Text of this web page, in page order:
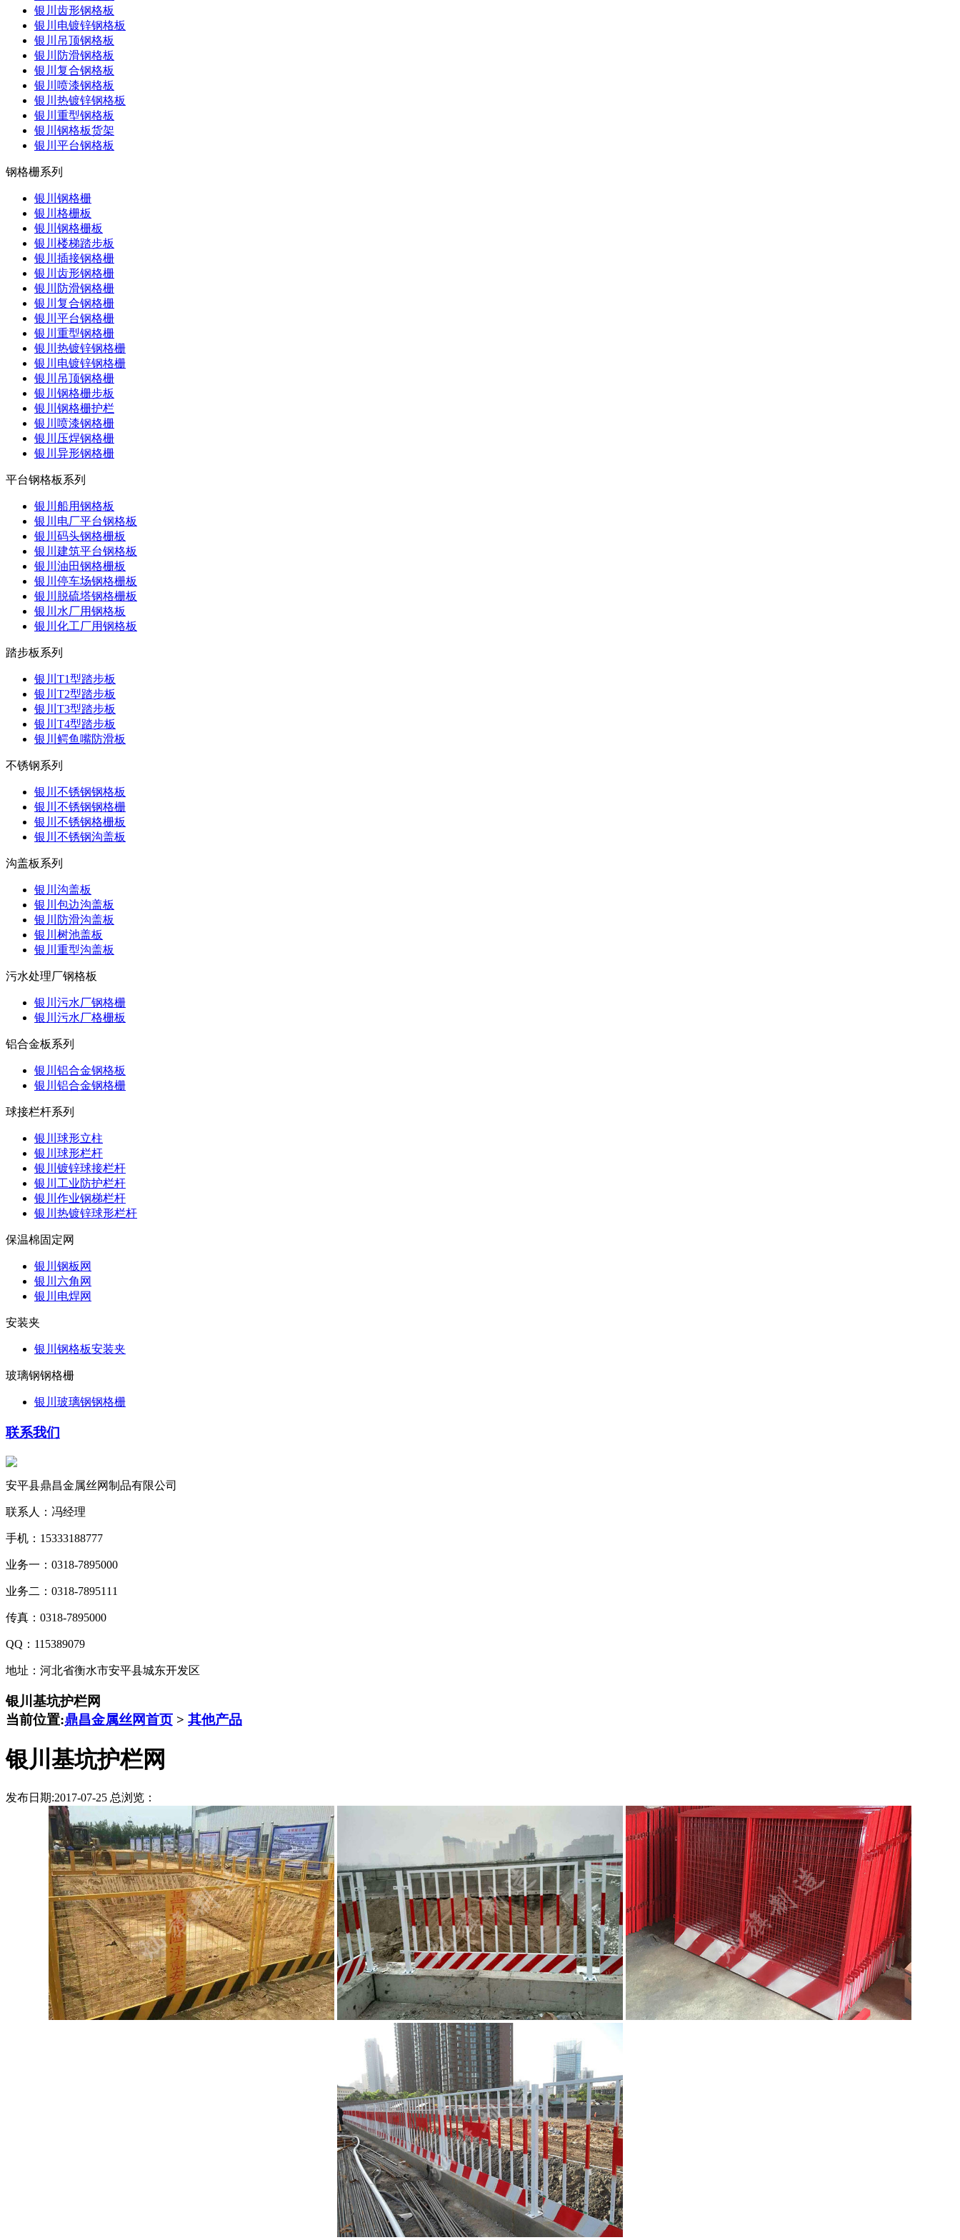
银川齿形钢格板
银川电镀锌钢格板
银川吊顶钢格板
银川防滑钢格板
银川复合钢格板
银川喷漆钢格板
银川热镀锌钢格板
银川重型钢格板
银川钢格板货架
银川平台钢格板
钢格栅系列
银川钢格栅
银川格栅板
银川钢格栅板
银川楼梯踏步板
银川插接钢格栅
银川齿形钢格栅
银川防滑钢格栅
银川复合钢格栅
银川平台钢格栅
银川重型钢格栅
银川热镀锌钢格栅
银川电镀锌钢格栅
银川吊顶钢格栅
银川钢格栅步板
银川钢格栅护栏
银川喷漆钢格栅
银川压焊钢格栅
银川异形钢格栅
平台钢格板系列
银川船用钢格板
银川电厂平台钢格板
银川码头钢格栅板
银川建筑平台钢格板
银川油田钢格栅板
银川停车场钢格栅板
银川脱硫塔钢格栅板
银川水厂用钢格板
银川化工厂用钢格板
踏步板系列
银川T1型踏步板
银川T2型踏步板
银川T3型踏步板
银川T4型踏步板
银川鳄鱼嘴防滑板
不锈钢系列
银川不锈钢钢格板
银川不锈钢钢格栅
银川不锈钢格栅板
银川不锈钢沟盖板
沟盖板系列
银川沟盖板
银川包边沟盖板
银川防滑沟盖板
银川树池盖板
银川重型沟盖板
污水处理厂钢格板
银川污水厂钢格栅
银川污水厂格栅板
铝合金板系列
银川铝合金钢格板
银川铝合金钢格栅
球接栏杆系列
银川球形立柱
银川球形栏杆
银川镀锌球接栏杆
银川工业防护栏杆
银川作业钢梯栏杆
银川热镀锌球形栏杆
保温棉固定网
银川钢板网
银川六角网
银川电焊网
安装夹
银川钢格板安装夹
玻璃钢钢格栅
银川玻璃钢钢格栅
联系我们
安平县鼎昌金属丝网制品有限公司
联系人：冯经理
手机：15333188777
业务一：0318-7895000
业务二：0318-7895111
传真：0318-7895000
QQ：115389079
地址：河北省衡水市安平县城东开发区
银川基坑护栏网
当前位置:鼎昌金属丝网首页 > 其他产品
银川基坑护栏网
发布日期:2017-07-25 总浏览：